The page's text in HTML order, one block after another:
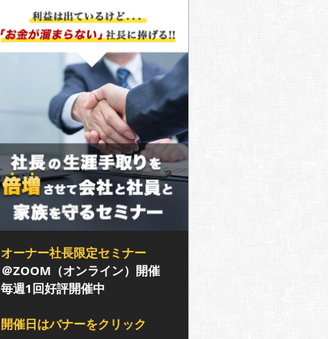
オーナー社長限定セミナー
＠ZOOM（オンライン）開催
毎週1回好評開催中
開催日はバナーをクリック